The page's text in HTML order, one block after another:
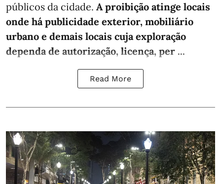
públicos da cidade. A proibição atinge locais
onde há publicidade exterior, mobiliário
urbano e demais locais cuja exploração
dependa de autorização, licença, per ...
Read More